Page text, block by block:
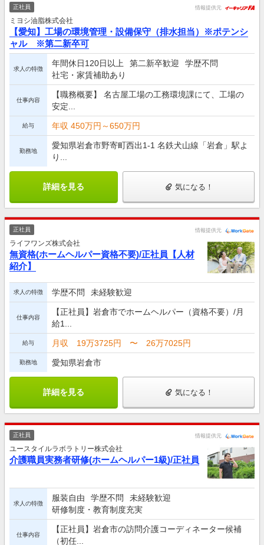
正社員 情報提供元
ミヨシ油脂株式会社
【愛知】工場の環境管理・設備保守（排水担当）※ポテンシ
ャル ※第二新卒可
求人の特徴
年間休日120日以上 第二新卒歓迎
学歴不問
社宅・家賃補助あり
仕事内容
【職務概要】 名古屋工場の工務環境課にて、工場の
安定...
給与 年収 450万円～650万円
勤務地
愛知県岩倉市野寄町西出1-1 名鉄犬山線「岩倉」駅よ
り...
詳細を見る 気になる！
正社員 情報提供元
ライフワンズ株式会社
無資格(ホームヘルパー資格不要)/正社員【人材
紹介】
求人の特徴 学歴不問 未経験歓迎
仕事内容
【正社員】岩倉市でホームヘルパー（資格不要）/月
給1...
給与 月収 19万3725円 〜 26万7025円
勤務地 愛知県岩倉市
詳細を見る 気になる！
正社員 情報提供元
ユースタイルラボラトリー株式会社
介護職員実務者研修(ホームヘルパー1級)/正社員
求人の特徴
服装自由 学歴不問
未経験歓迎
研修制度・教育制度充実
仕事内容
【正社員】岩倉市の訪問介護コーディネーター候補
（初任...